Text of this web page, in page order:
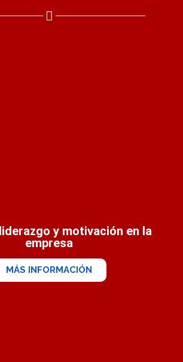
y motivación en la
empresa
MÁS INFORMACIÓN